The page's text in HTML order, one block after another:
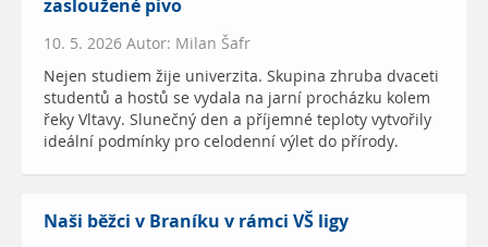
zasloužené pivo
10. 5. 2026 Autor: Milan Šafr
Nejen studiem žije univerzita. Skupina zhruba dvaceti
studentů a hostů se vydala na jarní procházku kolem
řeky Vltavy. Slunečný den a příjemné teploty vytvořily
ideální podmínky pro celodenní výlet do přírody.
Naši běžci v Braníku v rámci VŠ ligy